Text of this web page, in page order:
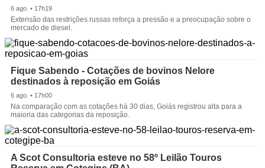
6 ago. • 17h19
Extensão das restrições russas reforça a pressão e a preocupação sobre o
mercado de diesel.
Fique Sabendo - Cotações de bovinos Nelore
destinados à reposição em Goiás
6 ago. • 17h00
Na comparação com as cotações há 30 dias, Goiás registrou alta para a
maioria das categorias da reposição.
A Scot Consultoria esteve no 58º Leilão Touros